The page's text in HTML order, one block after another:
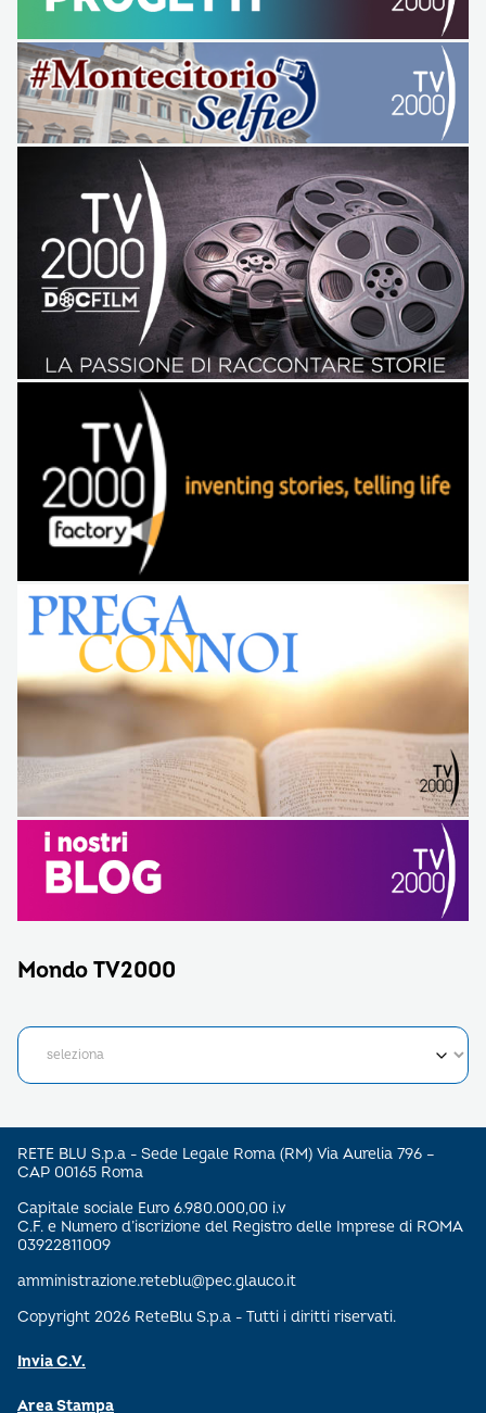
Mondo TV2000
RETE BLU S.p.a - Sede Legale Roma (RM) Via Aurelia 796 –
CAP 00165 Roma
Capitale sociale Euro 6.980.000,00 i.v
C.F. e Numero d’iscrizione del Registro delle Imprese di ROMA
03922811009
amministrazione.reteblu@pec.glauco.it
Copyright 2026 ReteBlu S.p.a - Tutti i diritti riservati.
Invia C.V.
Area Stampa